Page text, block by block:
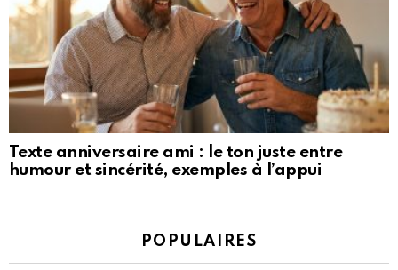
Texte anniversaire ami : le ton juste entre
humour et sincérité, exemples à l’appui
POPULAIRES